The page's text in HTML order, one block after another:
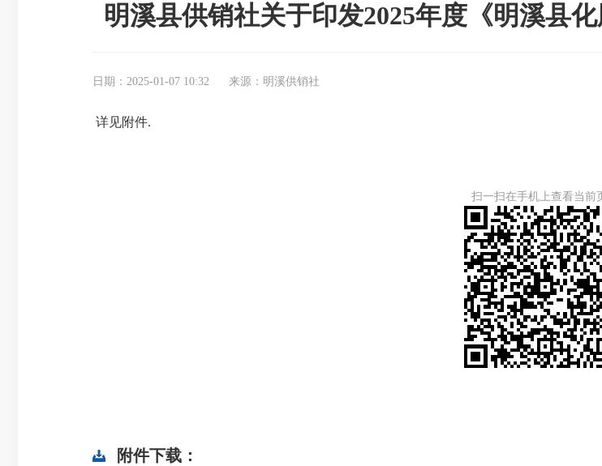
明溪县供销社关于印发2025年度《明溪县
日期：2025-01-07 10:32 来源：明溪供销社
详见附件.
扫一扫在手机上查看当前
附件下载：